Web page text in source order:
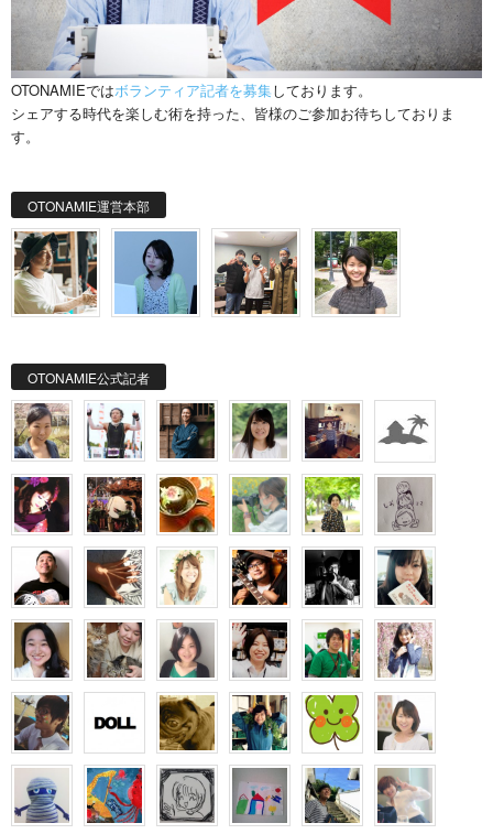
OTONAMIEではボランティア記者を募集しております。
シェアする時代を楽しむ術を持った、皆様のご参加お待ちしておりま
す。
OTONAMIE運営本部
OTONAMIE公式記者